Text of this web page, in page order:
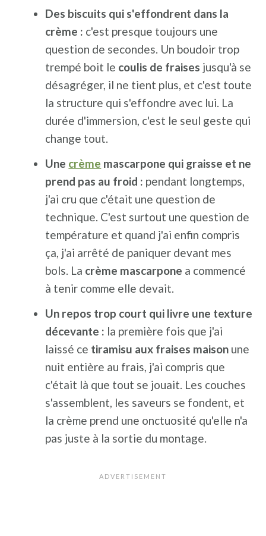
Des biscuits qui s'effondrent dans la
crème : c'est presque toujours une
question de secondes. Un boudoir trop
trempé boit le coulis de fraises jusqu'à se
désagréger, il ne tient plus, et c'est toute
la structure qui s'effondre avec lui. La
durée d'immersion, c'est le seul geste qui
change tout.
Une crème mascarpone qui graisse et ne
prend pas au froid : pendant longtemps,
j'ai cru que c'était une question de
technique. C'est surtout une question de
température et quand j'ai enfin compris
ça, j'ai arrêté de paniquer devant mes
bols. La crème mascarpone a commencé
à tenir comme elle devait.
Un repos trop court qui livre une texture
décevante : la première fois que j'ai
laissé ce tiramisu aux fraises maison une
nuit entière au frais, j'ai compris que
c'était là que tout se jouait. Les couches
s'assemblent, les saveurs se fondent, et
la crème prend une onctuosité qu'elle n'a
pas juste à la sortie du montage.